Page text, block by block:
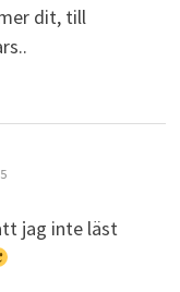
dit, till
jag inte läst